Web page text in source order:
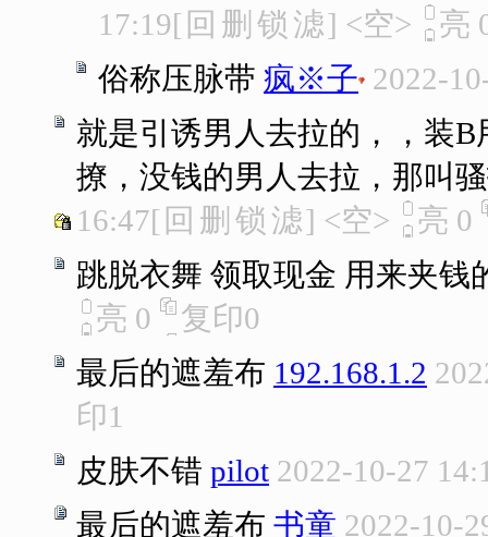
17:19[ 回 删 锁 滤] <空> 亮
俗称压脉带 疯※子 2022-
就是引诱男人去拉的，，装
撩，没钱的男人去拉，那叫
16:47[ 回 删 锁 滤] <空> 亮 0
跳脱衣舞 领取现金 用来夹钱
亮 0 复印0
最后的遮羞布 192.168.1.2
印1
皮肤不错 pilot 2022-10-27
最后的遮羞布 书童 2022-10-